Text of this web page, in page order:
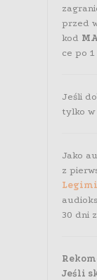
przed
kod
ce po 1
Jeśli
tylko w
Jako
z
Legimi
30 dni
Jeśli